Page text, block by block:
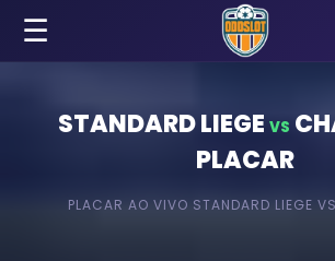
☰
STANDARD LIEGE VS
PLACAR
PLACAR AO VIVO STANDARD LIEGE VS